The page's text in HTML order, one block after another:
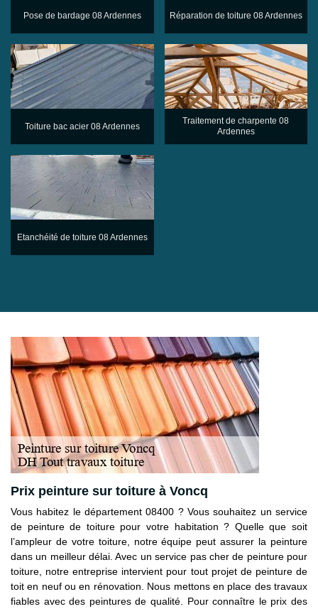
Pose de bardage 08 Ardennes Réparation de toiture 08 Ardennes
Toiture bac acier 08 Ardennes
Traitement de charpente 08
Ardennes
Etanchéité de toiture 08 Ardennes
Prix peinture sur toiture à Voncq
Vous habitez le département 08400 ? Vous souhaitez un service
de peinture de toiture pour votre habitation ? Quelle que soit
l’ampleur de votre toiture, notre équipe peut assurer la peinture
dans un meilleur délai. Avec un service pas cher de peinture pour
toiture, notre entreprise intervient pour tout projet de peinture de
toit en neuf ou en rénovation. Nous mettons en place des travaux
fiables avec des peintures de qualité. Pour connaître le prix des